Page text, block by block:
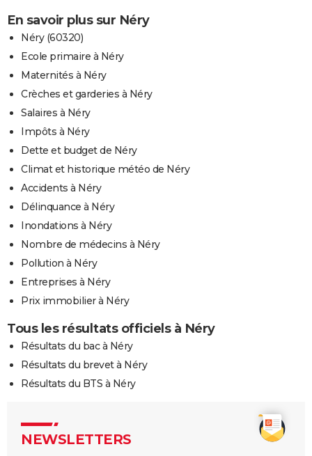
En savoir plus sur Néry
Néry (60320)
Ecole primaire à Néry
Maternités à Néry
Crèches et garderies à Néry
Salaires à Néry
Impôts à Néry
Dette et budget de Néry
Climat et historique météo de Néry
Accidents à Néry
Délinquance à Néry
Inondations à Néry
Nombre de médecins à Néry
Pollution à Néry
Entreprises à Néry
Prix immobilier à Néry
Tous les résultats officiels à Néry
Résultats du bac à Néry
Résultats du brevet à Néry
Résultats du BTS à Néry
NEWSLETTERS